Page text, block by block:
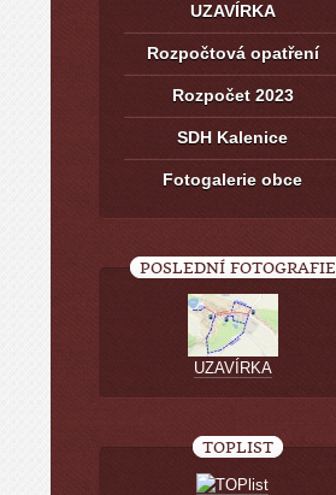
UZAVÍRKA
Rozpočtová opatření
Rozpočet 2023
SDH Kalenice
Fotogalerie obce
POSLEDNÍ FOTOGRAFIE
UZAVÍRKA
TOPLIST